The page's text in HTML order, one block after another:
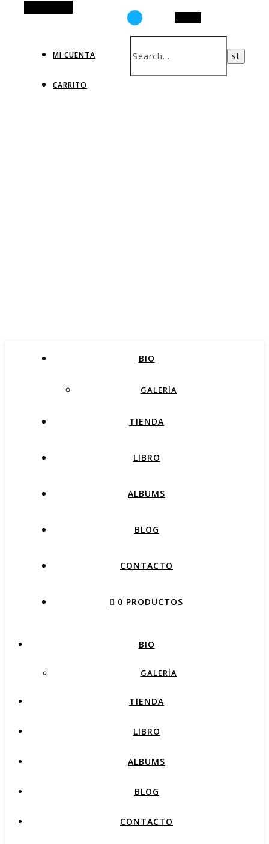
MI CUENTA
CARRITO
BIO
GALERÍA
TIENDA
LIBRO
ALBUMS
BLOG
CONTACTO
0 PRODUCTOS
BIO
GALERÍA
TIENDA
LIBRO
ALBUMS
BLOG
CONTACTO